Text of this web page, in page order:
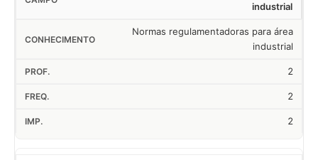
industrial
Normas regulamentadoras para área
industrial
2
2
2